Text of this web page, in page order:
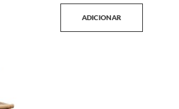
ADICIONAR